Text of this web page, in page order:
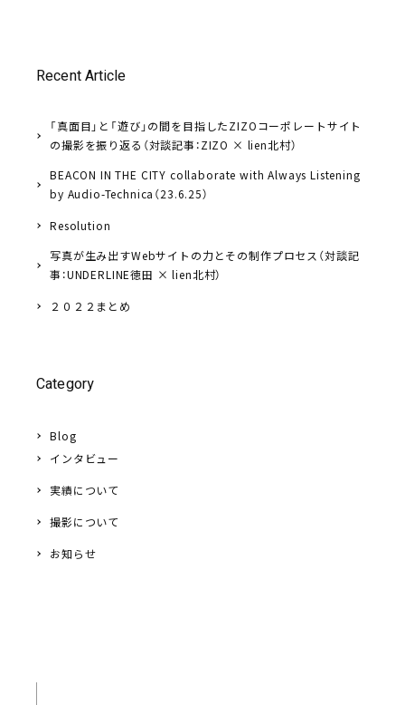
Recent Article
「真面目」と「遊び」の間を目指したZIZOコーポレートサイト
の撮影を振り返る（対談記事：ZIZO × lien北村）
BEACON IN THE CITY collaborate with Always Listening
by Audio-Technica（23.6.25）
Resolution
写真が生み出すWebサイトの力とその制作プロセス（対談記
事：UNDERLINE徳田 × lien北村）
２０２２まとめ
Category
Blog
インタビュー
実績について
撮影について
お知らせ